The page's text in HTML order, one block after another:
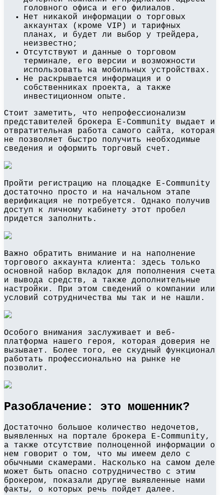
головного офиса и его филиалов.
Нет никакой информации о торговых
аккаунтах (кроме VIP) и тарифных
планах, и будет ли выбор у трейдера,
неизвестно;
Отсутствуют и данные о торговом
терминале, его версии и возможности
использовать на мобильных устройствах.
Не раскрывается информация и о
собственниках проекта, а также
инвестиционном опыте.
Стоит заметить, что непрофессионализм
представителей брокера E-Community выдает и
отвратительная работа самого сайта, которая
не позволяет быстро получить необходимые
сведения и оформить торговый счет.
Пройти регистрацию на площадке E-Community
достаточно просто и на начальном этапе
верификация не потребуется. Однако получив
доступ к личному кабинету этот пробел
придется заполнить.
Важно обратить внимание и на наполнение
торгового аккаунта клиента: здесь только
основной набор вкладок для пополнения счета
и вывода средств, а также дополнительные
настройки. При этом сведений о компании или
условий сотрудничества мы так и не нашли.
Особого внимания заслуживает и веб-
платформа нашего героя, которая доверия не
вызывает. Более того, ее скудный функционал
работать профессионально на рынке не
позволит.
Разоблачение: это мошенник?
Достаточно большое количество недочетов,
выявленных на портале брокера E-Community,
а также отсутствие полноценной информации о
нем говорит о том, что мы имеем дело с
обычными скамерами. Насколько на самом деле
может быть опасно сотрудничество с этим
брокером, показали другие выявленные нами
факты, о которых речь пойдет далее.